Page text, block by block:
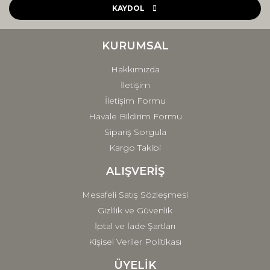
Ürün açıklamasında eksik bilgiler bulunuyor.
Ürün fiyatı diğer sitelerden daha pahalı.
Gönder
KAYDOL
KURUMSAL
Hakkımızda
İletişim
İletişim Formu
Havale Bildirim Formu
Sipariş Sorgula
Kargo Takibi
ALIŞVERİŞ
Mesafeli Satış Sözleşmesi
Gizlilik ve Güvenlik
İptal ve İade Şartları
Kişisel Veriler Politikası
ÜYELİK